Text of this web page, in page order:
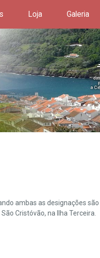
Loja Galeria
ambas as designações
Cristóvão, na Ilha Terceira.